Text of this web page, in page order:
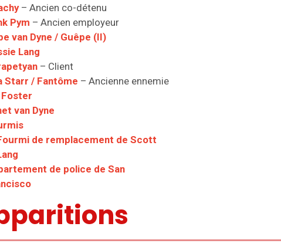
– Ancien co-détenu
Pym – Ancien employeur
van Dyne / Guêpe (II)
Lang
– Client
Starr / Fantôme – Ancienne ennemie
Foster
van Dyne
de remplacement de Scott
de police de San